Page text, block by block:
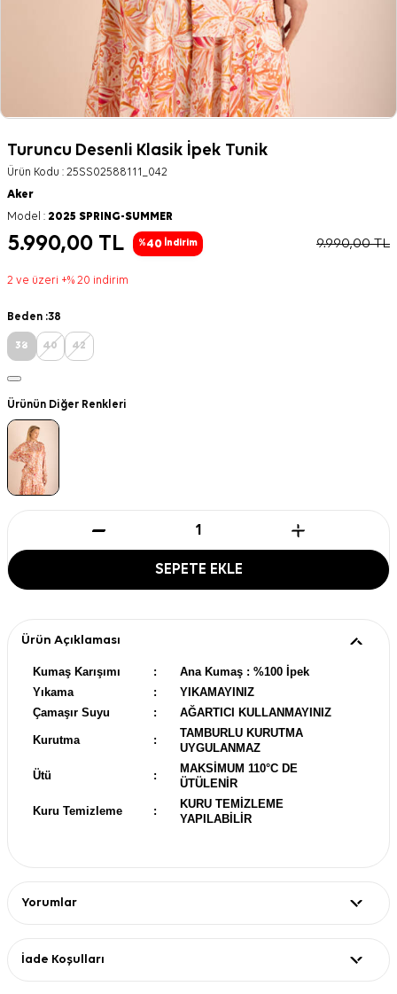
Turuncu Desenli Klasik İpek Tunik
Ürün Kodu : 25SS02588111_042
Aker
Model : 2025 SPRING-SUMMER
5.990,00 TL %40 İndirim 9.990,00TL
2 ve üzeri +% 20 indirim
Beden :38
38 40 42
Ürünün Diğer Renkleri
SEPETE EKLE
Ürün Açıklaması
Kumaş Karışımı :
Ana Kumaş : %100 İpek
Yıkama
:
YIKAMAYINIZ
Çamaşır Suyu
: AĞARTICI KULLANMAYINIZ
Kurutma :
TAMBURLU KURUTMA
UYGULANMAZ
Ütü :
MAKSİMUM 110°C DE
ÜTÜLENİR
Kuru Temizleme :
KURU TEMİZLEME
YAPILABİLİR
Yorumlar
İade Koşulları